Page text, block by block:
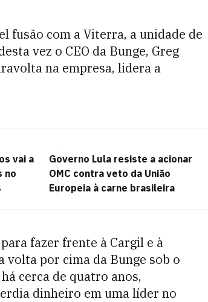
fusão com a Viterra, a unidade de
vez o CEO da Bunge, Greg
na empresa, lidera a
vai a
no
Governo Lula resiste a acionar
OMC contra veto da União
Europeia à carne brasileira
fazer frente à Cargil e à
por cima da Bunge sob o
cerca de quatro anos,
dinheiro em uma líder no